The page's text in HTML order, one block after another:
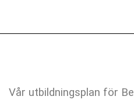
Vår utbildningsplan för